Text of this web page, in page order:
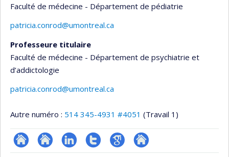
Faculté de médecine - Département de pédiatrie
patricia.conrod@umontreal.ca
Professeure titulaire
Faculté de médecine - Département de psychiatrie et
d’addictologie
patricia.conrod@umontreal.ca
Autre numéro : 514 345-4931 #4051 (Travail 1)
ResearchGate
Site
LinkedInCompteGoogleAutre